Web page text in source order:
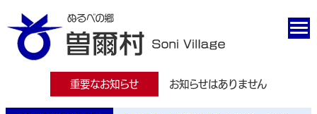
重要なお知らせ お知らせはありません